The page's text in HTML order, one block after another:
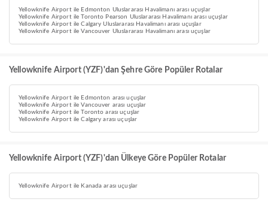
Yellowknife Airport ile Edmonton Uluslararası Havalimanı arası uçuşlar
Yellowknife Airport ile Toronto Pearson Uluslararası Havalimanı arası uçuşlar
Yellowknife Airport ile Calgary Uluslararası Havalimanı arası uçuşlar
Yellowknife Airport ile Vancouver Uluslararası Havalimanı arası uçuşlar
Yellowknife Airport (YZF)'dan Şehre Göre Popüler Rotalar
Yellowknife Airport ile Edmonton arası uçuşlar
Yellowknife Airport ile Vancouver arası uçuşlar
Yellowknife Airport ile Toronto arası uçuşlar
Yellowknife Airport ile Calgary arası uçuşlar
Yellowknife Airport (YZF)'dan Ülkeye Göre Popüler Rotalar
Yellowknife Airport ile Kanada arası uçuşlar